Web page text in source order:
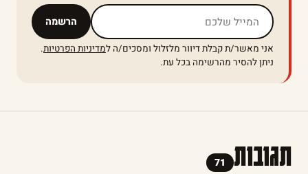
הרשמה אל תמלאו שדה זה
אני מאשר/ת קבלת דיוור מלזלול ומסכים/ה למדיניות הפרטיות.
ניתן להסיר מהרשימה בכל עת.
תגובות 71